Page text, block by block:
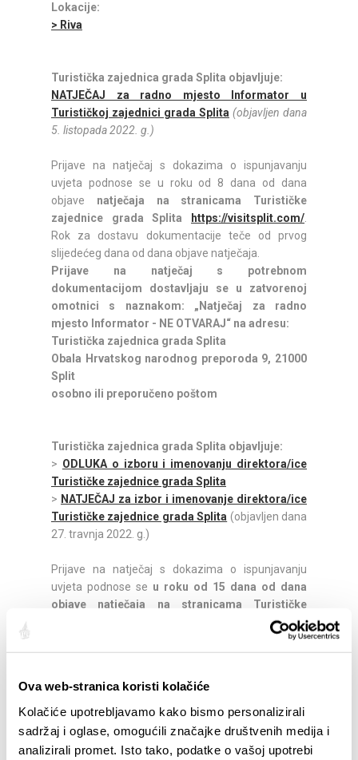
Ova web-stranica koristi kolačiće
Kolačiće upotrebljavamo kako bismo personalizirali
sadržaj i oglase, omogućili značajke društvenih medija i
analizirali promet. Isto tako, podatke o vašoj upotrebi
Lokacije:
> Riva
Turistička zajednica grada Splita objavljuje:
NATJEČAJ za radno mjesto Informator u
Turističkoj zajednici grada Splita (objavljen dana
5. listopada 2022. g.)
Prijave na natječaj s dokazima o ispunjavanju
uvjeta podnose se u roku od 8 dana od dana
objave natječaja na stranicama Turističke
zajednice grada Splita
https://visitsplit.com/
Rok za dostavu dokumentacije teče od prvog
slijedećeg dana od dana objave natječaja.
Prijave na natječaj s potrebnom
dokumentacijom dostavljaju se u zatvorenoj
omotnici s naznakom: „Natječaj za radno
mjesto Informator - NE OTVARAJ“ na adresu:
Turistička zajednica grada Splita
Obala Hrvatskog narodnog preporoda 9, 21000
Split
osobno ili preporučeno poštom
Turistička zajednica grada Splita objavljuje:
> ODLUKA o izboru i imenovanju direktora/ice
Turističke zajednice grada Splita
> NATJEČAJ za izbor i imenovanje direktora/ice
Turističke zajednice grada Splita (objavljen dana
27. travnja 2022. g.)
Prijave na natječaj s dokazima o ispunjavanju
uvjeta podnose se u roku od 15 dana od dana
objave natječaja na stranicama Turističke
https://visitsplit.com/i
. Rok za dostavu
dokumentacije teče od prvog slijedećeg dana od
Dalmacija.
Prijave na natječaj s potrebnom dokumentacijom
dostavljaju se u zatvorenoj omotnici s
naznakom:
„Natječaj za radno mjesto direktora